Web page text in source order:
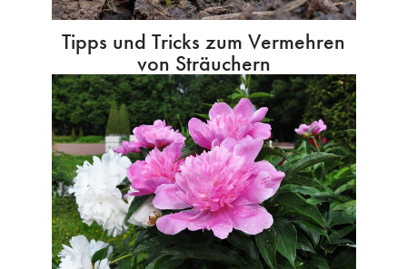
Tipps und Tricks zum Vermehren
von Sträuchern